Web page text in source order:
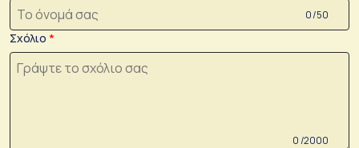
0 /50
Σχόλιο
0 /2000